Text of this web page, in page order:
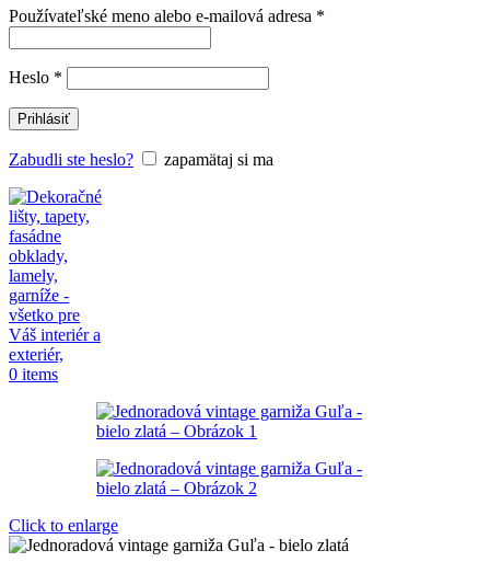
Používateľské meno alebo e-mailová adresa *
Heslo *
Prihlásiť
Zabudli ste heslo? zapamätaj si ma
0 items
Click to enlarge